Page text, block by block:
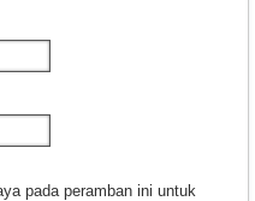
pada peramban ini untuk